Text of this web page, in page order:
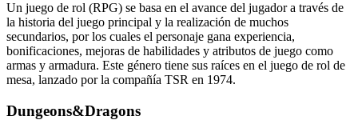
Un juego de rol (RPG) se basa en el avance del jugador a través de
la historia del juego principal y la realización de muchos
secundarios, por los cuales el personaje gana experiencia,
bonificaciones, mejoras de habilidades y atributos de juego como
armas y armadura. Este género tiene sus raíces en el juego de rol de
mesa, lanzado por la compañía TSR en 1974.
Dungeons&Dragons